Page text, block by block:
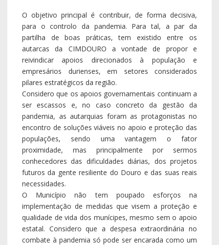
O objetivo principal é contribuir, de forma decisiva,
para o controlo da pandemia. Para tal, a par da
partilha de boas práticas, tem existido entre os
autarcas da CIMDOURO a vontade de propor e
reivindicar apoios direcionados à população e
empresários durienses, em setores considerados
pilares estratégicos da região.
Considero que os apoios governamentais continuam a
ser escassos e, no caso concreto da gestão da
pandemia, as autarquias foram as protagonistas no
encontro de soluções viáveis no apoio e proteção das
populações, sendo uma vantagem o fator
proximidade, mas principalmente por sermos
conhecedores das dificuldades diárias, dos projetos
futuros da gente resiliente do Douro e das suas reais
necessidades.
O Município não tem poupado esforços na
implementação de medidas que visem a proteção e
qualidade de vida dos munícipes, mesmo sem o apoio
estatal. Considero que a despesa extraordinária no
combate à pandemia só pode ser encarada como um